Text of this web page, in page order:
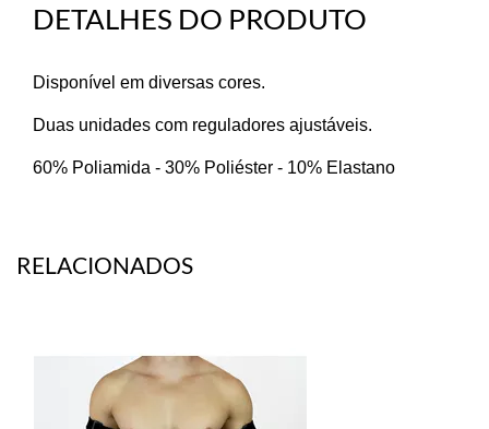
DETALHES DO PRODUTO
Disponível em diversas cores.
Duas unidades com reguladores ajustáveis.
60% Poliamida - 30% Poliéster - 10% Elastano
RELACIONADOS